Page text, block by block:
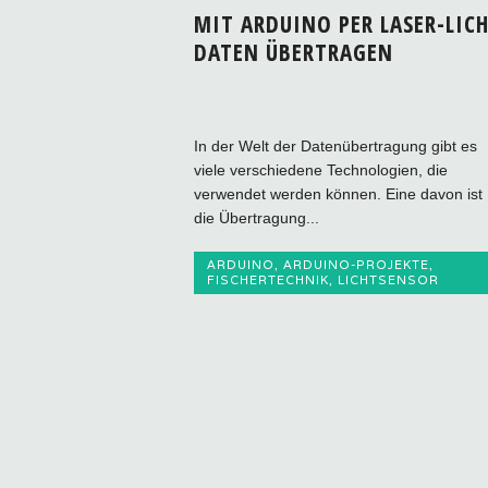
MIT ARDUINO PER LASER-
DATEN ÜBERTRAGEN
In der Welt der Datenübertragung gibt es
viele verschiedene Technologien, die
verwendet werden können. Eine davon ist
die Übertragung...
ARDUINO, ARDUINO-PROJEKTE,
FISCHERTECHNIK, LICHTSENSOR